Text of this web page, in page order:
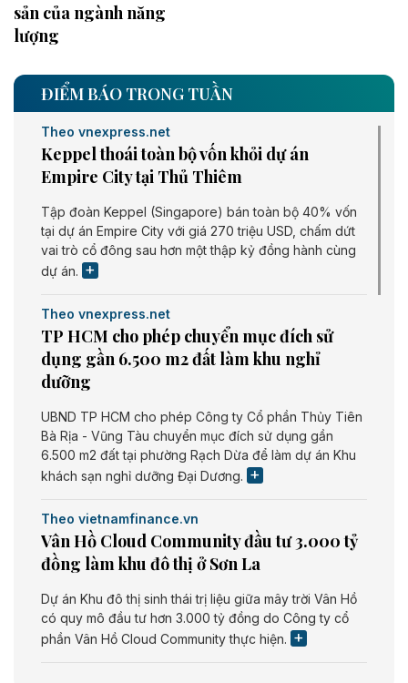
sản của ngành năng
lượng
ĐIỂM BÁO TRONG TUẦN
Theo vnexpress.net
Keppel thoái toàn bộ vốn khỏi dự án
Empire City tại Thủ Thiêm
Tập đoàn Keppel (Singapore) bán toàn bộ 40% vốn
tại dự án Empire City với giá 270 triệu USD, chấm dứt
vai trò cổ đông sau hơn một thập kỷ đồng hành cùng
dự án.
Theo vnexpress.net
TP HCM cho phép chuyển mục đích sử
dụng gần 6.500 m2 đất làm khu nghỉ
dưỡng
UBND TP HCM cho phép Công ty Cổ phần Thủy Tiên
Bà Rịa - Vũng Tàu chuyển mục đích sử dụng gần
6.500 m2 đất tại phường Rạch Dừa để làm dự án Khu
khách sạn nghỉ dưỡng Đại Dương.
Theo vietnamfinance.vn
Vân Hồ Cloud Community đầu tư 3.000 tỷ
đồng làm khu đô thị ở Sơn La
Dự án Khu đô thị sinh thái trị liệu giữa mây trời Vân Hồ
có quy mô đầu tư hơn 3.000 tỷ đồng do Công ty cổ
phần Vân Hồ Cloud Community thực hiện.